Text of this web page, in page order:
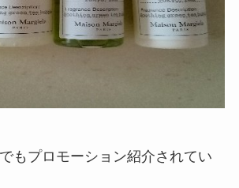
もプロモーション紹介されてい